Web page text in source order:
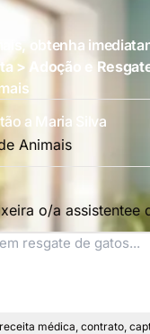
obtenha
> Adoção e
a Maria Silva
Animais
o/a
médica, contrato,